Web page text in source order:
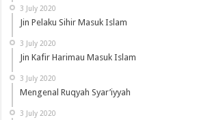
3 July 2020
Jin Pelaku Sihir Masuk Islam
3 July 2020
Jin Kafir Harimau Masuk Islam
3 July 2020
Mengenal Ruqyah Syar’iyyah
3 July 2020